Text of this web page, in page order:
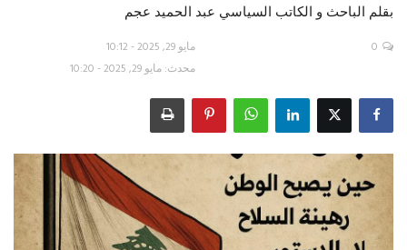
علوم وتكنولوجيا
فيديو
بقلم الباحث و الكاتب السياسي عبد الحميد عجم
مايو 29, 2025 - 10:12
محدث: مايو 29, 2025 - 10:20
0